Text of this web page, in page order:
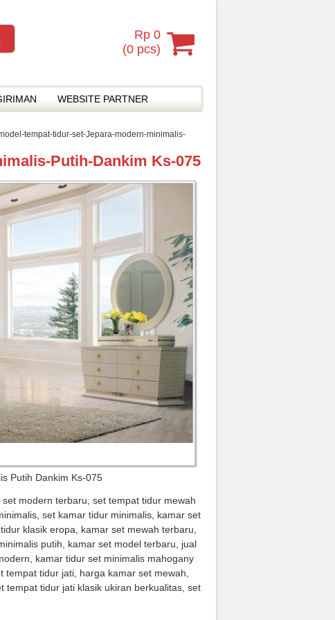
Rp 0
(0 pcs)
WEBSITE PARTNER
tempat-tidur-set-Jepara-modern-minimalis-
Putih-Dankim Ks-075
Putih Dankim Ks-075
modern terbaru, set tempat tidur mewah
set kamar tidur minimalis, kamar set
klasik eropa, kamar set mewah terbaru,
putih, kamar set model terbaru, jual
kamar tidur set minimalis mahogany
tidur jati, harga kamar set mewah,
tidur jati klasik ukiran berkualitas, set